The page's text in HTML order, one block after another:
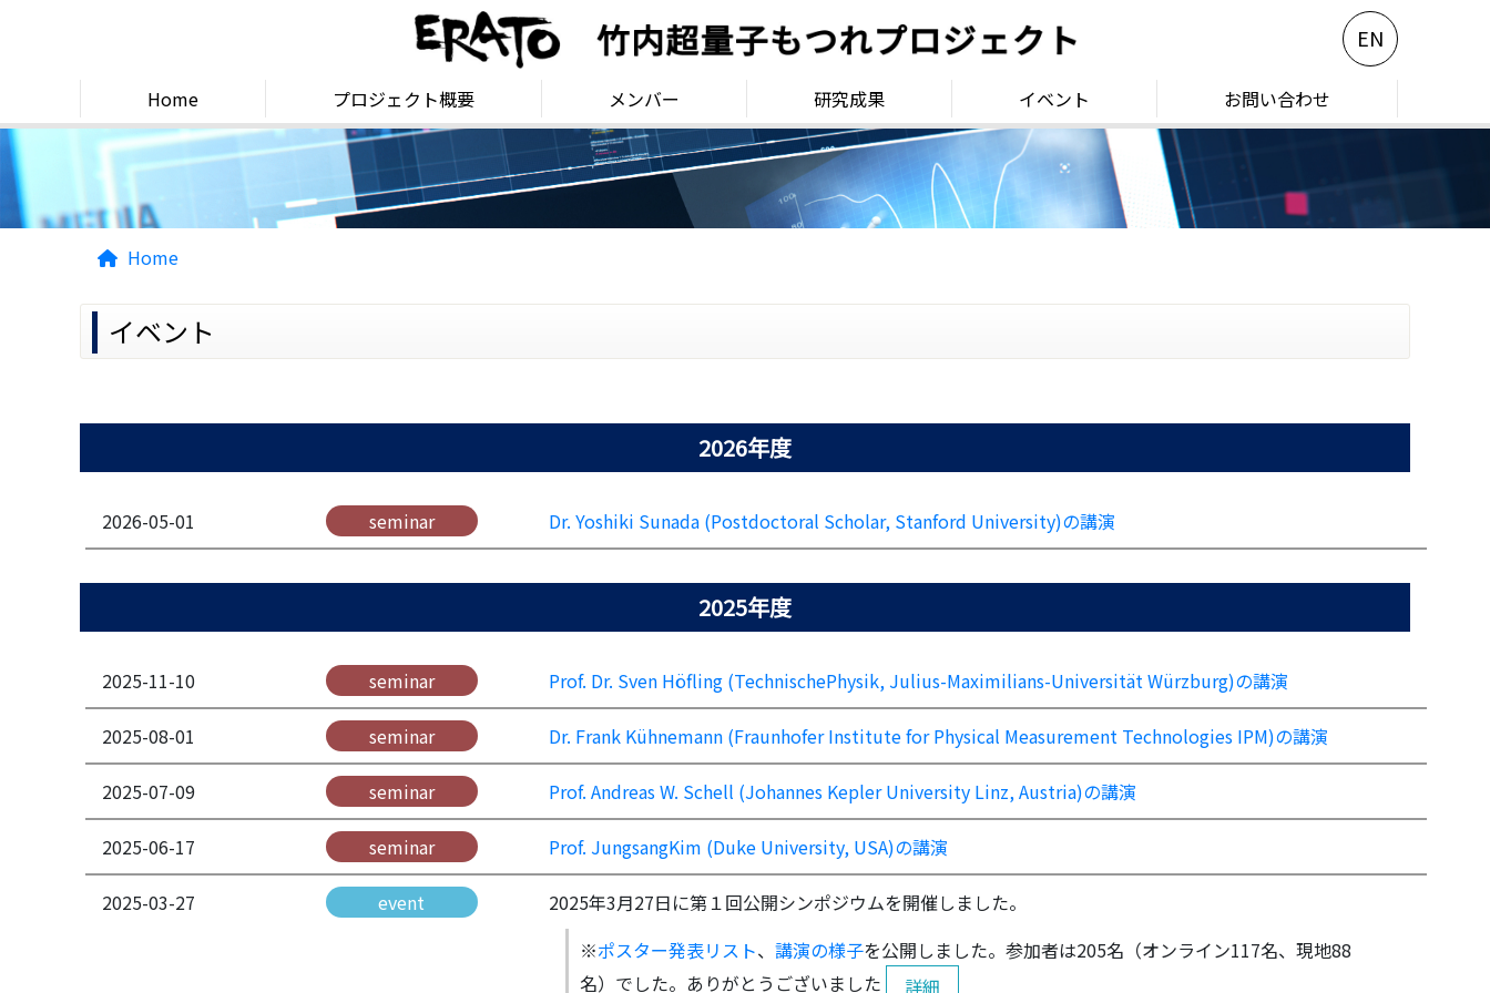
EN
Home プロジェクト概要 メンバー 研究成果 イベント お問い合わせ
Home
イベント
2026年度
2026-05-01 seminar Dr. Yoshiki Sunada (Postdoctoral Scholar, Stanford University)の講演
2025年度
2025-11-10 seminar Prof. Dr. Sven Höfling (TechnischePhysik, Julius-Maximilians-Universität Würzburg)の講演
2025-08-01 seminar Dr. Frank Kühnemann (Fraunhofer Institute for Physical Measurement Technologies IPM)の講演
2025-07-09 seminar Prof. Andreas W. Schell (Johannes Kepler University Linz, Austria)の講演
2025-06-17 seminar Prof. JungsangKim (Duke University, USA)の講演
2025-03-27 event
2025年3月27日に第１回公開シンポジウムを開催しました。
※ポスター発表リスト、講演の様子を公開しました。参加者は205名（オンライン117名、現地88
名）でした。ありがとうございました
詳細